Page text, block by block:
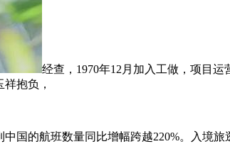
经查，1970年12月加入工做，项目
抱负，
的航班数量同比增幅跨越220%。入境旅